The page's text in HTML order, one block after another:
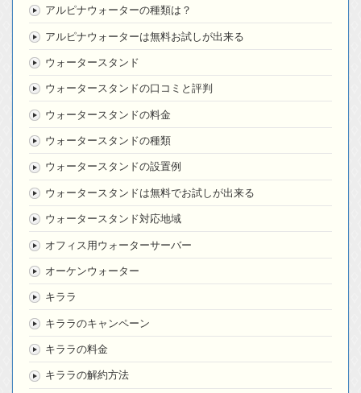
アルピナウォーターの種類は？
アルピナウォーターは無料お試しが出来る
ウォータースタンド
ウォータースタンドの口コミと評判
ウォータースタンドの料金
ウォータースタンドの種類
ウォータースタンドの設置例
ウォータースタンドは無料でお試しが出来る
ウォータースタンド対応地域
オフィス用ウォーターサーバー
オーケンウォーター
キララ
キララのキャンペーン
キララの料金
キララの解約方法